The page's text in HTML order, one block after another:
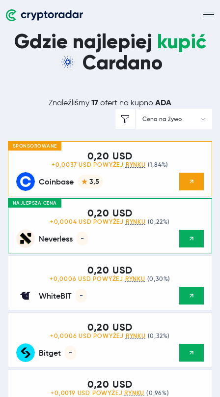
Gdzie najlepiej kupić
Cardano
Znaleźliśmy 17 ofert na kupno ADA
Cena na żywo
SPONSOROWANE
Coinbase 3,5
0,20 USD
+0,0037 USD POWYŻEJ RYNKU (1,84%)
NAJLEPSZA CENA
Neverless -
0,20 USD
+0,0004 USD POWYŻEJ RYNKU (0,22%)
WhiteBIT -
0,20 USD
+0,0006 USD POWYŻEJ RYNKU (0,30%)
Bitget -
0,20 USD
+0,0006 USD POWYŻEJ RYNKU (0,32%)
0,20 USD
+0,0019 USD POWYŻEJ RYNKU (0,96%)